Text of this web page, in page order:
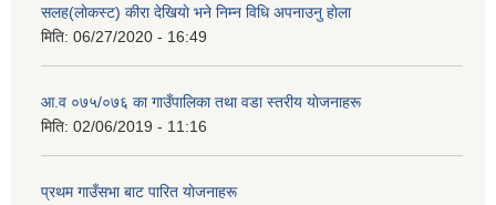
सलह(लाेकस्ट) कीरा देखियाे भने निम्न विधि अपनाउनु हाेला
मिति: 06/27/2020 - 16:49
आ‍.व ०७५/०७६ का गाउँपालिका तथा वडा स्तरीय याेजनाहरू
मिति: 02/06/2019 - 11:16
प्रथम गाउँसभा बाट पारित याेजनाहरू